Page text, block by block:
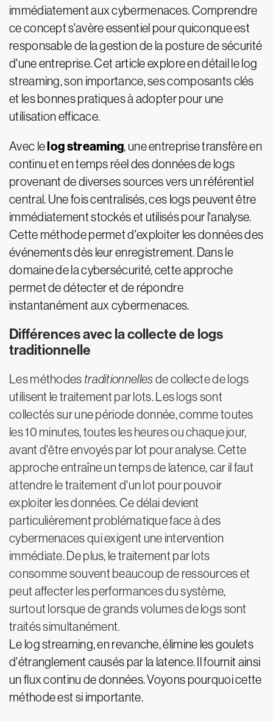
immédiatement aux cybermenaces. Comprendre
ce concept s'avère essentiel pour quiconque est
responsable de la gestion de la posture de sécurité
d'une entreprise. Cet article explore en détail le log
streaming, son importance, ses composants clés
et les bonnes pratiques à adopter pour une
utilisation efficace.
Avec lelog streaming, une entreprise transfère en
continu et en temps réel des données de logs
provenant de diverses sources vers un référentiel
central. Une fois centralisés, ces logs peuvent être
immédiatement stockés et utilisés pour l'analyse.
Cette méthode permet d'exploiter les données des
événements dès leur enregistrement. Dans le
domaine de la cybersécurité, cette approche
permet de détecter et de répondre
instantanément aux cybermenaces.
Différences avec la collecte de logs
traditionnelle
Les méthodes traditionnellesde collecte de logs
utilisent le traitement par lots. Les logs sont
collectés sur une période donnée, comme toutes
les 10 minutes, toutes les heures ou chaque jour,
avant d'être envoyés par lot pour analyse. Cette
approche entraîne un temps de latence, car il faut
attendre le traitement d'un lot pour pouvoir
exploiter les données. Ce délai devient
particulièrement problématique face à des
cybermenaces qui exigent une intervention
immédiate. De plus, le traitement par lots
consomme souvent beaucoup de ressources et
peut affecter les performances du système,
surtout lorsque de grands volumes de logs sont
traités simultanément.
Le log streaming, en revanche, élimine les goulets
d'étranglement causés par la latence. Il fournit ainsi
un flux continu de données. Voyons pourquoi cette
méthode est si importante.